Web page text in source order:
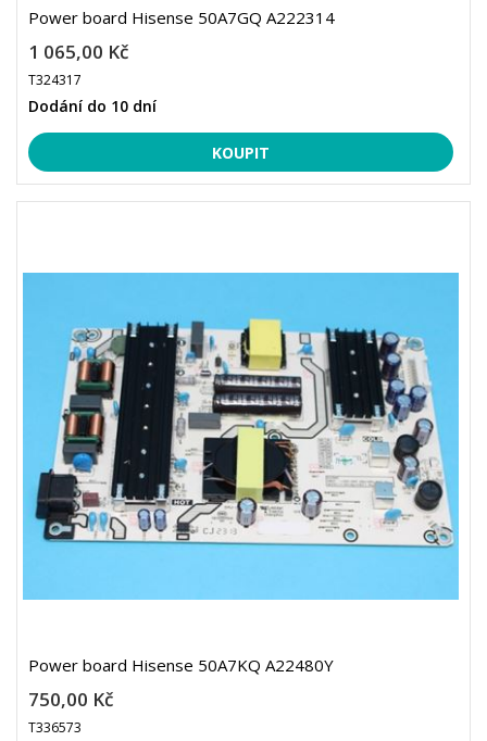
Power board Hisense 50A7GQ A222314
1 065,00 Kč
T324317
Dodání do 10 dní
Power board Hisense 50A7KQ A22480Y
750,00 Kč
T336573